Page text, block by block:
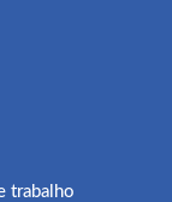
trabalho